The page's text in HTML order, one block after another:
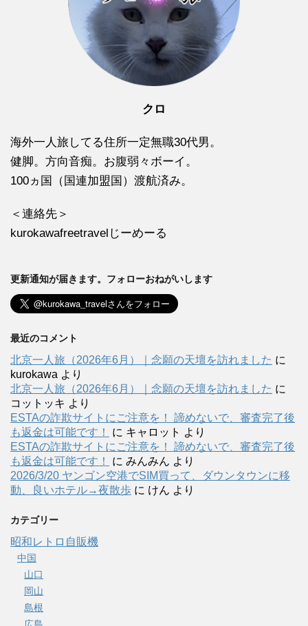
クロ
海外一人旅してる住所一定無職30代男。
健脚。方向音痴。お腹弱々ボーイ。
100ヵ国（国連加盟国）渡航済み。
＜連絡先＞
kurokawafreetravelじーめーる
更新通知が届きます。フォローおねがいします
最近のコメント
北京一人旅（2026年6月）｜念願の天壇を訪れました に
kurokawa より
北京一人旅（2026年6月）｜念願の天壇を訪れました に
コットッキ より
ESTAの詐欺サイトにご注意を！ 諦めないで、審査完了後
も返金は可能です！
に キャロット より
ESTAの詐欺サイトにご注意を！ 諦めないで、審査完了後
も返金は可能です！
に みんみん より
2026/3/20 ヤンゴン空港でSIM買って、ダウンタウンに移
動、良いホテル→夜散歩 に けん より
カテゴリー
昭和レトロ自販機
中国
山口
岡山
島根